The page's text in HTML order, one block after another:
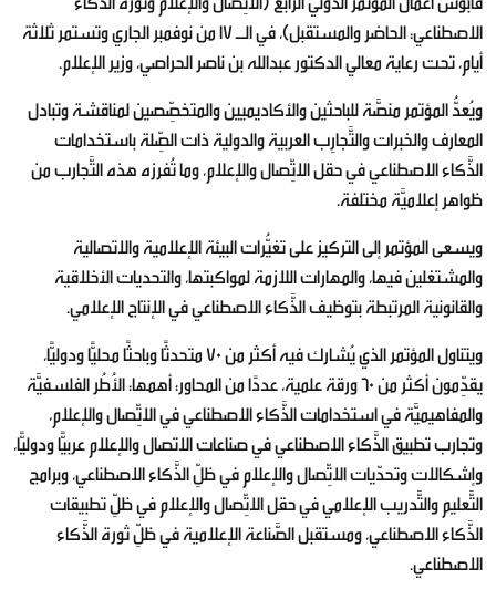
الاصطناعي: الحاضر والمستقبل)، في الـ 17 من نوفمبر الجاري وتستمر ثلاثة
أيام، تحت رعاية معالي الدكتور عبدالله بن ناصر الحراصي، وزير الإعلام.
ويُعدُّ المؤتمر منصَّة للباحثين والأكاديميين والمتخصِّصين لمناقشة وتبادل
المعارف والخبرات والتَّجارِب العربية والدولية ذات الصِّلة باستخدامات
الذَّكاء الاصطناعي في حقل الاتِّصال والإعلام، وما تُفرزه هذه التَّجارب من
ظواهر إعلاميَّة مختلفة.
ويسعى المؤتمر إلى التركيز على تغيُّرات البيئة الإعلامية والاتصالية
والمشتغلين فيها، والمهارات اللازمة لمواكبتها، والتحديات الأخلاقية
والقانونية المرتبطة بتوظيف الذَّكاء الاصطناعي في الإنتاج الإعلامي.
ويتناول المؤتمر الذي يُشارك فيه أكثر من 70 متحدثًا وباحثًا محليًّا ودوليًّا،
يقدِّمون أكثر من 60 ورقة علمية، عددًا من المحاور؛ أهمها: الأُطُر الفلسفيَّة
والمفاهيميَّة في استخدامات الذَّكاء الاصطناعي في الاتِّصال والإعلام،
وتجارب تطبيق الذَّكاء الاصطناعي في صناعات الاتصال والإعلام عربيًّا ودوليًّا،
وإشكالات وتحدّيات الاتِّصال والإعلام في ظلِّ الذَّكاء الاصطناعي، وبرامج
التَّعليم والتَّدريب الإعلامي في حقل الاتِّصال والإعلام في ظلِّ تطبيقات
الذَّكاء الاصطناعي، ومستقبل الصَّناعة الإعلامية في ظلِّ ثورة الذَّكاء
الاصطناعي.